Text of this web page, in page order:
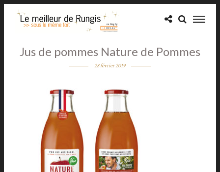
Jus de pommes Nature de Pommes
28 février 2019